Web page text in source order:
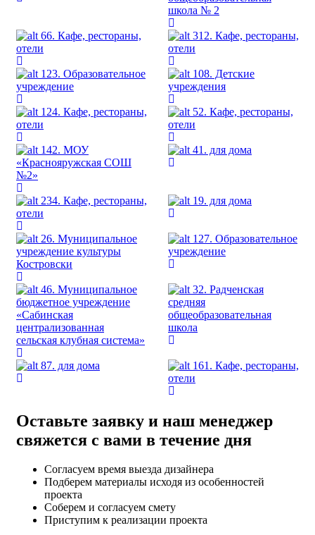
школа № 2
66. Кафе, рестораны,
отели
312. Кафе, рестораны,
отели
123. Образовательное
учреждение
108. Детские
учреждения
124. Кафе, рестораны,
отели
52. Кафе, рестораны,
отели
142. МОУ
«Краснояружская СОШ
№2»
41. для дома
234. Кафе, рестораны,
отели
19. для дома
26. Муниципальное
учреждение культуры
Костровски
127. Образовательное
учреждение
46. Муниципальное
бюджетное учреждение
«Сабинская
централизованная
сельская клубная система»
32. Радченская
средняя
общеобразовательная
школа
87. для дома
161. Кафе, рестораны,
отели
Оставьте заявку и наш менеджер
свяжется с вами в течение дня
Согласуем время выезда дизайнера
Подберем материалы исходя из особенностей
проекта
Соберем и согласуем смету
Приступим к реализации проекта